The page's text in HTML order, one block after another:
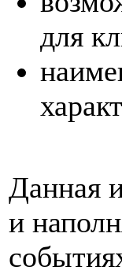
для
Данная
и